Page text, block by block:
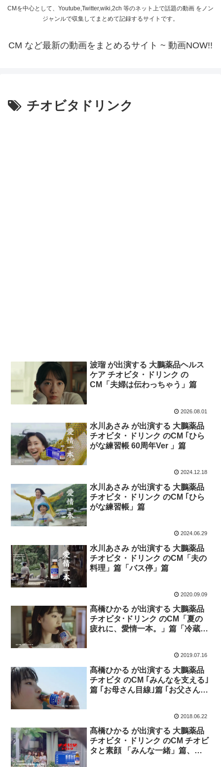
CMを中心として、Youtube,Twitter,wiki,2ch 等のネット上で話題の動画 をノン
ジャンルで収集してまとめて記録するサイトです。
CM など最新の動画をまとめるサイト ~ 動画NOW!!
チオビタドリンク
波瑠 が出演する 大鵬薬品ヘルス
ケア チオビタ・ドリンク の
CM「夫婦は伝わっちゃう」篇
2026.08.01
水川あさみ が出演する 大鵬薬品
チオビタ・ドリンク のCM ｢ひら
がな練習帳 60周年Ver 」篇
2024.12.18
水川あさみ が出演する 大鵬薬品
チオビタ・ドリンク のCM ｢ひら
がな練習帳」篇
2024.06.29
水川あさみ が出演する 大鵬薬品
チオビタ・ドリンク のCM「夫の
料理」篇「バス停」篇
2020.09.09
髙橋ひかる が出演する 大鵬薬品
チオビタ･ドリンク のCM「夏の
疲れに、愛情一本。」篇「冷蔵庫
2019.07.16
髙橋ひかる が出演する 大鵬薬品
チオビタ のCM ｢みんなを支える｣
篇 ｢お母さん目線｣篇 ｢お父さん目
2018.06.22
髙橋ひかる が出演する 大鵬薬品
チオビタ・ドリンク のCM チオビ
タと素顔 「みんな一緒」篇、